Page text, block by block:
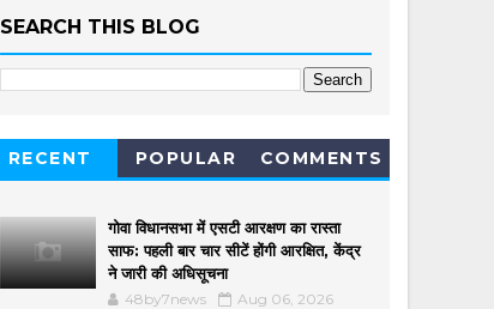
SEARCH THIS BLOG
RECENT POPULAR COMMENTS
गोवा विधानसभा में एसटी आरक्षण का रास्ता
साफ: पहली बार चार सीटें होंगी आरक्षित, केंद्र
ने जारी की अधिसूचना
48by7news Aug 06, 2026